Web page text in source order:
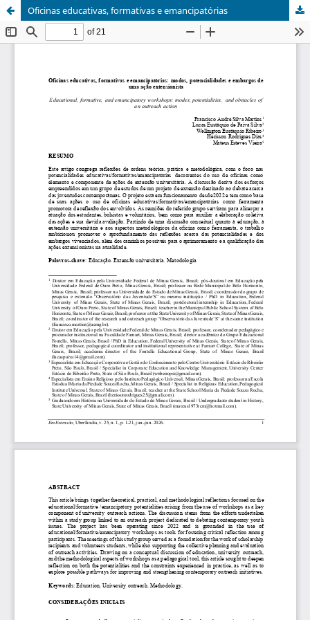
Oficinas educativas, formativas e emancipatórias